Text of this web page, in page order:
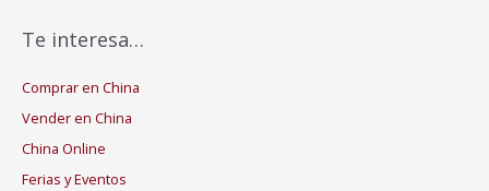
Te interesa…
Comprar en China
Vender en China
China Online
Ferias y Eventos